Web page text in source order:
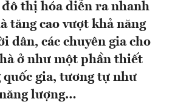
thị hóa diễn ra nhanh
tăng cao vượt khả năng
dân, các chuyên gia cho
ở như một phần thiết
quốc gia, tương tự như
lượng…